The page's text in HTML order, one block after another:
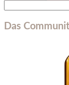
Das